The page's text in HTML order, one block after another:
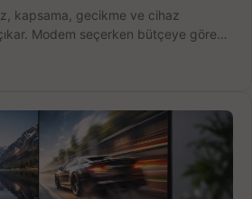
kapsama, gecikme ve cihaz
Modem seçerken bütçeye göre